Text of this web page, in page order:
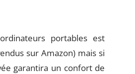
portables est
sur Amazon) mais si
garantira un confort de